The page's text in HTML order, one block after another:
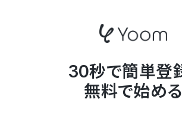
30秒で簡単登
無料で始める